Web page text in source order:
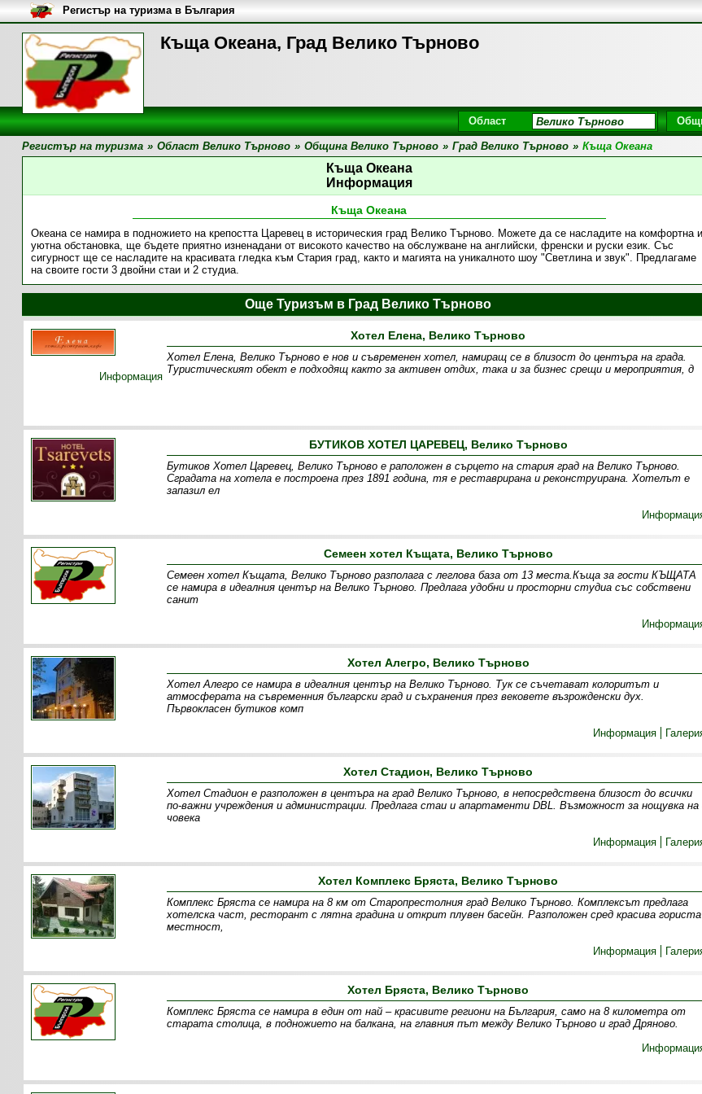
Къща Океана, Град Велико Търново
Регистър на туризма в България
Област
Регистър на туризма » Област Велико Търново » Община Велико Търново » Град Велико Търново » Къща Океана
Къща Океана
Информация
Къща Океана
Океана се намира в подножието на крепостта Царевец в историческия град Велико Търново. Можете да се насладите на комфортна и
уютна обстановка, ще бъдете приятно изненадани от високото качество на обслужване на английски, френски и руски език. Със
сигурност ще се насладите на красивата гледка към Стария град, както и магията на уникалното шоу "Светлина и звук". Предлагаме
на своите гости 3 двойни стаи и 2 студиа.
Още Туризъм в Град Велико Търново
Хотел Елена, Велико Търново
Хотел Елена, Велико Търново е нов и съвременен хотел, намиращ се в близост до центъра на града.
Туристическият обект е подходящ както за активен отдих, така и за бизнес срещи и мероприятия, д
Информация
БУТИКОВ ХОТЕЛ ЦАРЕВЕЦ, Велико Търново
Бутиков Хотел Царевец, Велико Търново е раположен в сърцето на стария град на Велико Търново.
Сградата на хотела е построена през 1891 година, тя е реставрирана и реконструирана. Хотелът е
запазил ел
Семеен хотел Къщата, Велико Търново
Семеен хотел Къщата, Велико Търново разполага с леглова база от 13 места.Къща за гости КЪЩАТА
се намира в идеалния център на Велико Търново. Предлага удобни и просторни студиа със собствени
санит
Хотел Алегро, Велико Търново
Хотел Алегро се намира в идеалния център на Велико Търново. Тук се съчетават колоритът и
атмосферата на съвременния български град и съхранения през вековете възрожденски дух.
Първокласен бутиков комп
Информация
Хотел Стадион, Велико Търново
Хотел Стадион е разположен в центъра на град Велико Търново, в непосредствена близост до всички
по-важни учреждения и администрации. Предлага стаи и апартаменти DBL. Възможност за нощувка на
човека
Информация
Хотел Комплекс Бряста, Велико Търново
Комплекс Бряста се намира на 8 км от Старопрестолния град Велико Търново. Комплексът предлага
хотелска част, ресторант с лятна градина и открит плувен басейн. Разположен сред красива гориста
местност,
Информация
Хотел Бряста, Велико Търново
Комплекс Бряста се намира в един от най – красивите региони на България, само на 8 километра от
старата столица, в подножието на балкана, на главния път между Велико Търново и град Дряново.